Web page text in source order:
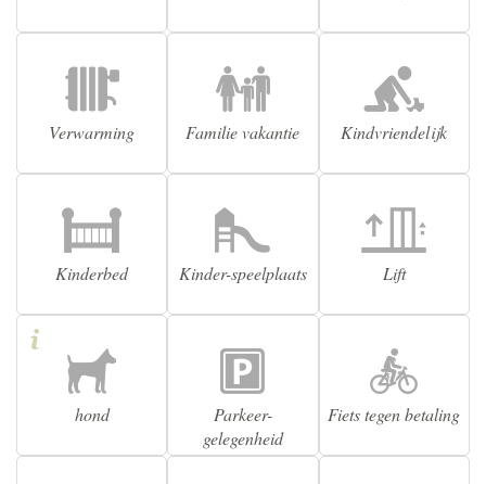
Verwarming Familie vakantie Kindvriendelijk
Kinderbed Kinder-speelplaats Lift
hond
Parkeer-
gelegenheid
Fiets tegen betaling